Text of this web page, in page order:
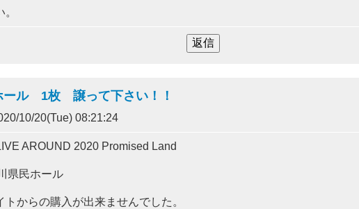
ール 1枚 譲って下さい！！
10/20(Tue) 08:21:24
AROUND 2020 Promised Land
民ホール
からの購入が出来ませんでした。